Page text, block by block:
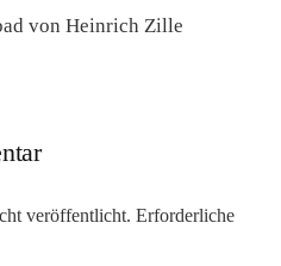
von Heinrich Zille
veröffentlicht. Erforderliche